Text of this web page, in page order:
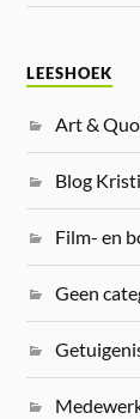
LEESHOEK
Art &
Blog
Film- en
Geen